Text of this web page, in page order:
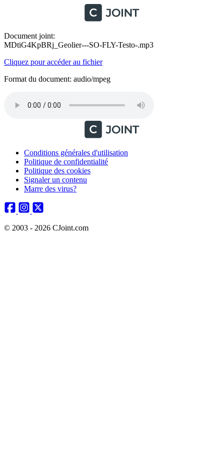
Document joint:
MDtiG4KpBRj_Geolier---SO-FLY-Testo-.mp3
Cliquez pour accéder au fichier
Format du document: audio/mpeg
Conditions générales d'utilisation
Politique de confidentialité
Politique des cookies
Signaler un contenu
Marre des virus?
© 2003 - 2026 CJoint.com